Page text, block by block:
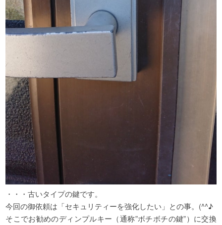
・・・古いタイプの鍵です。
今回の御依頼は「セキュリティーを強化したい」との事。(^^♪
そこでお勧めのディンプルキー（通称”ボチボチの鍵”）に交換